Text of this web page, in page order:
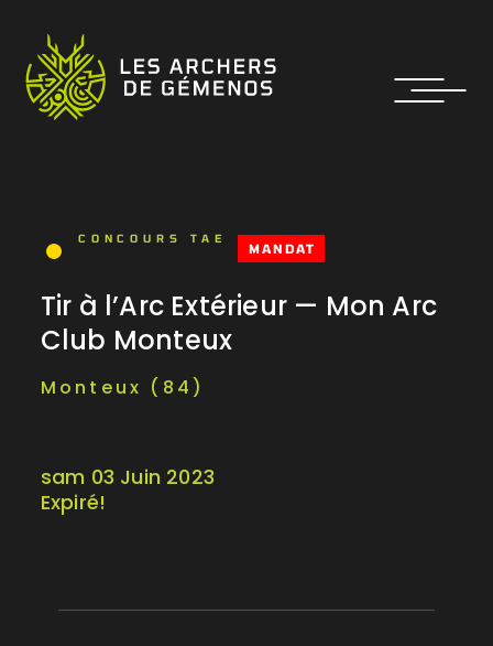
CONCOURS TAE
MANDAT
sam 03 Juin 2023
Expiré!
Tir à l’Arc Extérieur — Mon Arc
Club Monteux
Monteux (84)